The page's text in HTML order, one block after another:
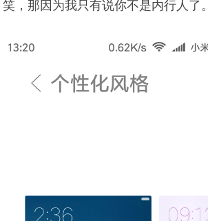
笑，那因为我只有说你不是内行人了。